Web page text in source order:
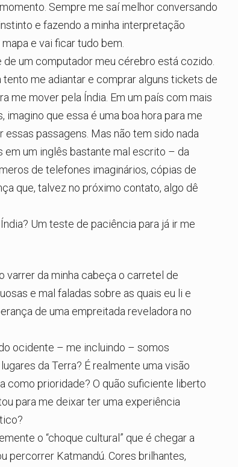
Sempre me saí melhor conversando
e fazendo a minha interpretação
e vai ficar tudo bem.
de um computador meu cérebro está cozido.
tento me adiantar e comprar alguns tickets de
me mover pela Índia. Em um país com mais
imagino que essa é uma boa hora para me
passagens. Mas não tem sido nada
em um inglês bastante mal escrito – da
de telefones imaginários, cópias de
que, talvez no próximo contato, algo dê
Um teste de paciência para já ir me
varrer da minha cabeça o carretel de
e mal faladas sobre as quais eu li e
de uma empreitada reveladora no
ocidente – me incluindo – somos
da Terra? É realmente uma visão
como prioridade? O quão suficiente liberto
para me deixar ter uma experiência
o “choque cultural” que é chegar a
percorrer Katmandú. Cores brilhantes,